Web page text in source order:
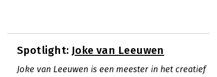
Spotlight: Joke van Leeuwen
Joke van Leeuwen is een meester in het creatief